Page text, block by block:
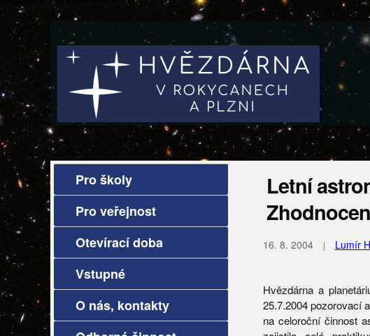
Pro školy
Pro veřejnost
Otevírací doba
Vstupné
O nás, kontakty
Letní
16. 8. 2004 Lumír
Hvězdárna a
25.7.2004 pozorovací
na celoroční činnost